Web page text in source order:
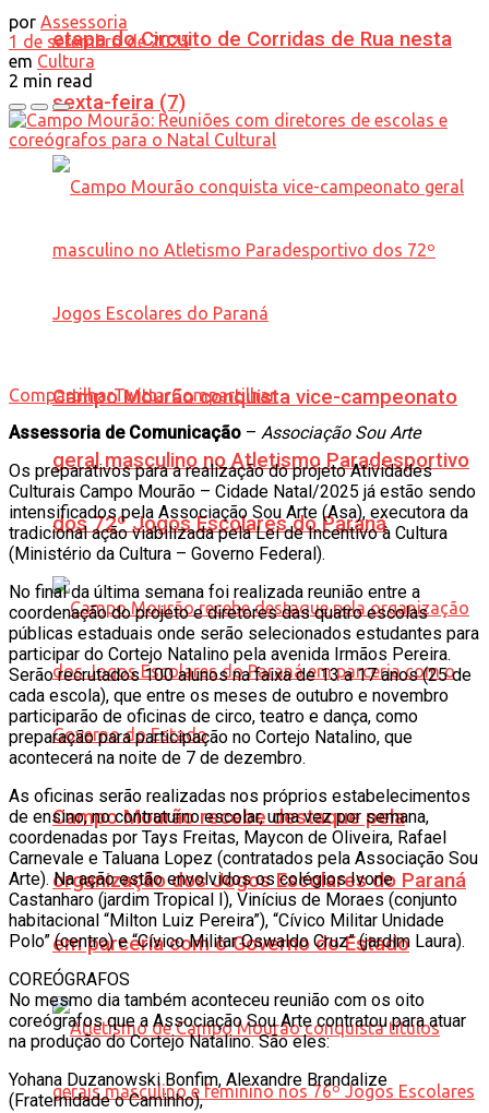
etapa do Circuito de Corridas de Rua nesta
sexta-feira (7)
Campo Mourão conquista vice-campeonato
geral masculino no Atletismo Paradesportivo
dos 72º Jogos Escolares do Paraná
Campo Mourão recebe destaque pela
organização dos Jogos Escolares do Paraná
em parceria com o Governo do Estado
por Assessoria
1 de setembro de 2025
em Cultura
2 min read
CompartilharTwittarCompartilhar
Assessoria de Comunicação – Associação Sou Arte
Os preparativos para a realização do projeto Atividades
Culturais Campo Mourão – Cidade Natal/2025 já estão sendo
intensificados pela Associação Sou Arte (Asa), executora da
tradicional ação viabilizada pela Lei de Incentivo à Cultura
(Ministério da Cultura – Governo Federal).
No final da última semana foi realizada reunião entre a
coordenação do projeto e diretores das quatro escolas
públicas estaduais onde serão selecionados estudantes para
participar do Cortejo Natalino pela avenida Irmãos Pereira.
Serão recrutados 100 alunos na faixa de 13 a 17 anos (25 de
cada escola), que entre os meses de outubro e novembro
participarão de oficinas de circo, teatro e dança, como
preparação para participação no Cortejo Natalino, que
acontecerá na noite de 7 de dezembro.
As oficinas serão realizadas nos próprios estabelecimentos
de ensino, no contraturno escolar, uma vez por semana,
coordenadas por Tays Freitas, Maycon de Oliveira, Rafael
Carnevale e Taluana Lopez (contratados pela Associação Sou
Arte). Na ação estão envolvidos os colégios Ivone
Castanharo (jardim Tropical I), Vinícius de Moraes (conjunto
habitacional “Milton Luiz Pereira”), “Cívico Militar Unidade
Polo” (centro) e “Cívico Militar Oswaldo Cruz” (jardim Laura).
COREÓGRAFOS
No mesmo dia também aconteceu reunião com os oito
coreógrafos que a Associação Sou Arte contratou para atuar
na produção do Cortejo Natalino. São eles:
Yohana Duzanowski Bonfim, Alexandre Brandalize
(Fraternidade o Caminho),